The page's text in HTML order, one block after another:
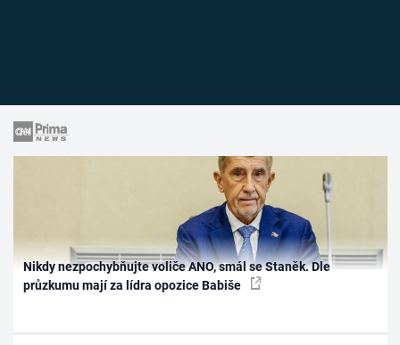
Nikdy nezpochybňujte voliče ANO, smál se Staněk. Dle
průzkumu mají za lídra opozice Babiše